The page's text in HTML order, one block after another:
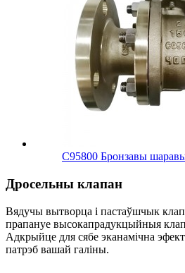
C95800 Бронзавы
Дросельны клапан
Вядучы вытворца і пастаўшчык
прапануе высокапрадукцыйныя
Адкрыйце для сябе эканамічна
патрэб вашай галіны.